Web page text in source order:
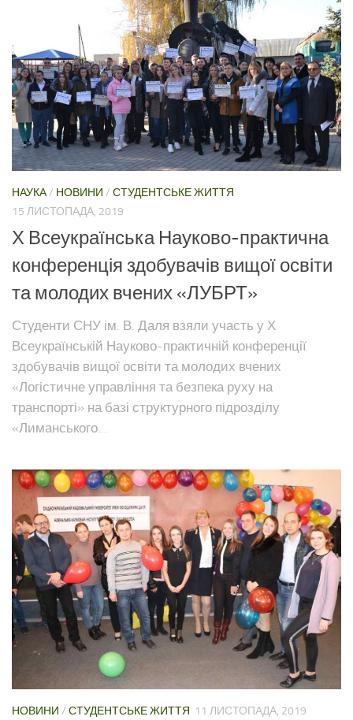
НАУКА/ НОВИНИ / СТУДЕНТСЬКЕ ЖИТТЯ
15 ЛИСТОПАДА, 2019
Х Всеукраїнська Науково-практична
конференція здобувачів вищої освіти
та молодих вчених «ЛУБРТ»
Студенти СНУ ім. В. Даля взяли участь у Х
Всеукраїнській Науково-практичній конференції
здобувачів вищої освіти та молодих вчених
«Логістичне управління та безпека руху на
транспорті» на базі структурного підрозділу
«Лиманського...
НОВИНИ / СТУДЕНТСЬКЕ ЖИТТЯ 11 ЛИСТОПАДА, 2019